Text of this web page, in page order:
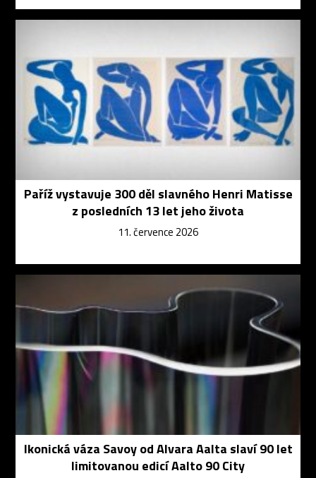
Paříž vystavuje 300 děl slavného Henri Matisse
z posledních 13 let jeho života
11. července 2026
Ikonická váza Savoy od Alvara Aalta slaví 90 let
limitovanou edicí Aalto 90 City